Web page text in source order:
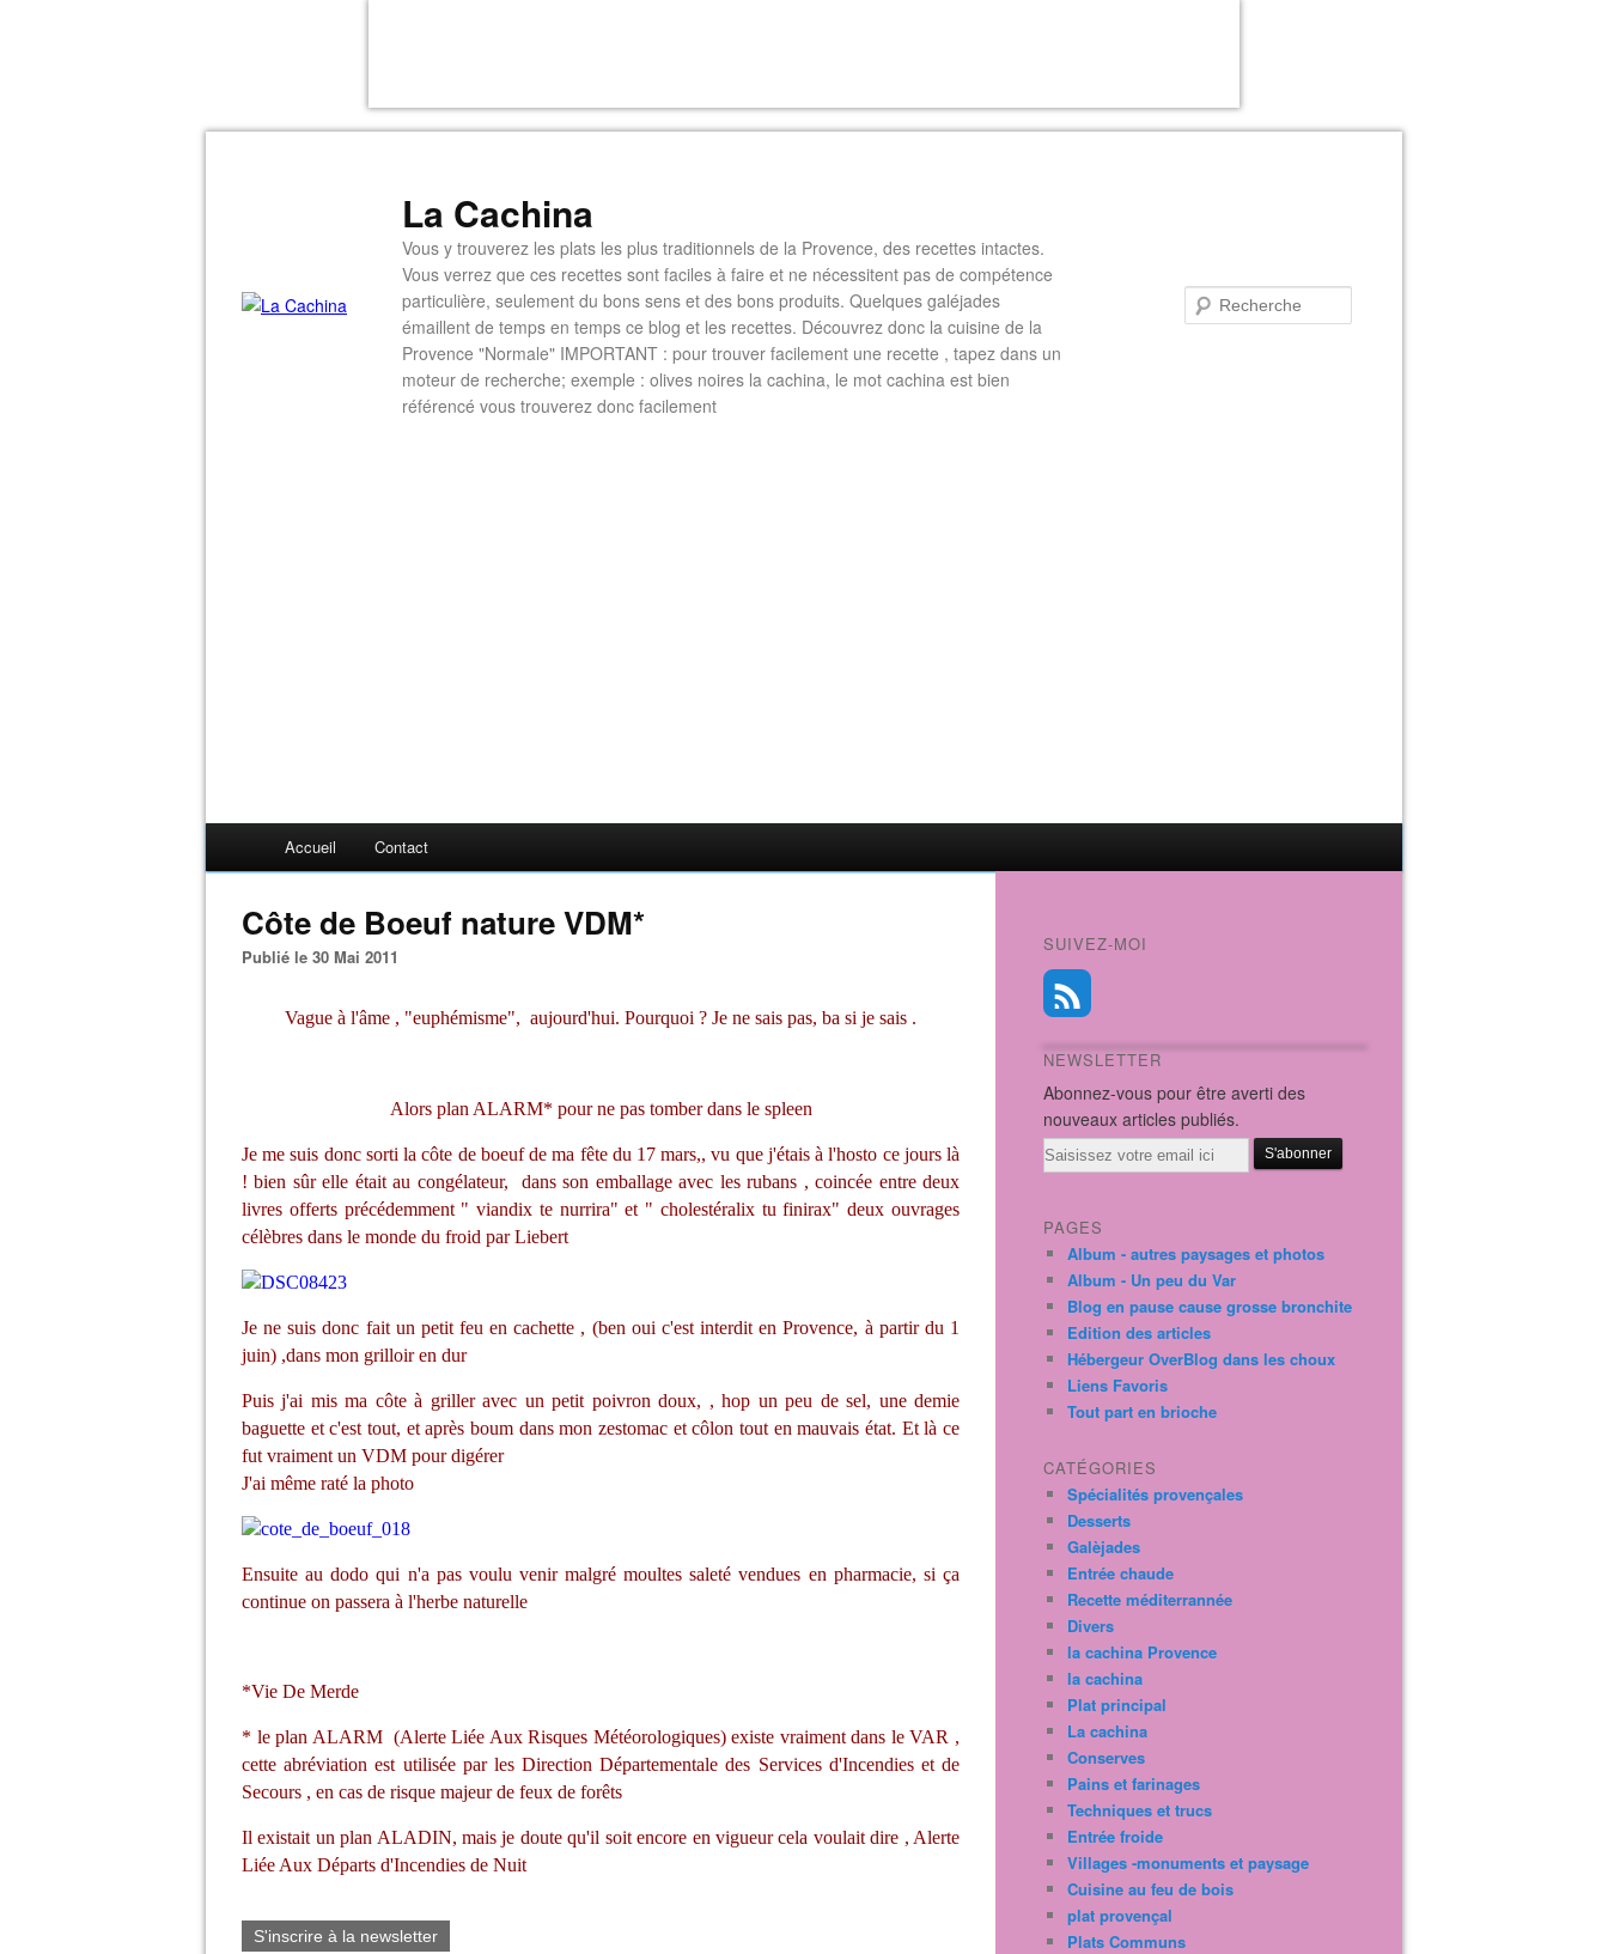
La Cachina
Vous y trouverez les plats les plus traditionnels de la Provence, des recettes intactes.
Vous verrez que ces recettes sont faciles à faire et ne nécessitent pas de compétence
particulière, seulement du bons sens et des bons produits. Quelques galéjades
émaillent de temps en temps ce blog et les recettes. Découvrez donc la cuisine de la
Provence "Normale" IMPORTANT : pour trouver facilement une recette , tapez dans un
moteur de recherche; exemple : olives noires la cachina, le mot cachina est bien
référencé vous trouverez donc facilement
Accueil Contact
Côte de Boeuf nature VDM*
Publié le 30 Mai 2011
Vague à l'âme , "euphémisme", aujourd'hui. Pourquoi ? Je ne sais pas, ba si je sais .
Alors plan ALARM* pour ne pas tomber dans le spleen
Je me suis donc sorti la côte de boeuf de ma fête du 17 mars,, vu que j'étais à l'hosto ce jours là
! bien sûr elle était au congélateur, dans son emballage avec les rubans , coincée entre deux
livres offerts précédemment " viandix te nurrira" et " cholestéralix tu finirax" deux ouvrages
célèbres dans le monde du froid par Liebert
Je ne suis donc fait un petit feu en cachette , (ben oui c'est interdit en Provence, à partir du 1
juin) ,dans mon grilloir en dur
Puis j'ai mis ma côte à griller avec un petit poivron doux, , hop un peu de sel, une demie
baguette et c'est tout, et après boum dans mon zestomac et côlon tout en mauvais état. Et là ce
fut vraiment un VDM pour digérer
J'ai même raté la photo
Ensuite au dodo qui n'a pas voulu venir malgré moultes saleté vendues en pharmacie, si ça
continue on passera à l'herbe naturelle
*Vie De Merde
* le plan ALARM (Alerte Liée Aux Risques Météorologiques) existe vraiment dans le VAR ,
cette abréviation est utilisée par les Direction Départementale des Services d'Incendies et de
Secours , en cas de risque majeur de feux de forêts
Il existait un plan ALADIN, mais je doute qu'il soit encore en vigueur cela voulait dire , Alerte
Liée Aux Départs d'Incendies de Nuit
S'inscrire à la newsletter
SUIVEZ-MOI
NEWSLETTER
Abonnez-vous pour être averti des
nouveaux articles publiés.
Email
PAGES
Album - autres paysages et photos
Album - Un peu du Var
Blog en pause cause grosse bronchite
Edition des articles
Hébergeur OverBlog dans les choux
Liens Favoris
Tout part en brioche
CATÉGORIES
Spécialités provençales
Desserts
Galèjades
Entrée chaude
Recette méditerrannée
Divers
la cachina Provence
la cachina
Plat principal
La cachina
Conserves
Pains et farinages
Techniques et trucs
Entrée froide
Villages -monuments et paysage
Cuisine au feu de bois
plat provençal
Plats Communs